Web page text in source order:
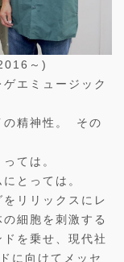
～)
エミュージック
の精神性。 その
ては。
とっては。
リリックスにレ
細胞を刺激する
を乗せ、現代社
に向けてメッセ